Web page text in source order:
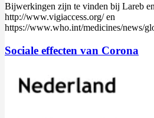
Bijwerkingen zijn te vinden bij Lareb
http://www.vigiaccess.org/ en
https://www.who.int/medicines/news/
Sociale effecten van Corona